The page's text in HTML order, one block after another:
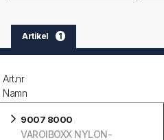
Artikel 1
Art.nr
Namn
9007 8000
VAROIBOXX NYLON-